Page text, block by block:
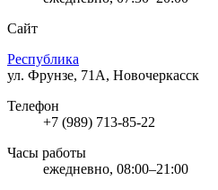
Сайт
Республика
ул. Фрунзе, 71А, Новочеркасск
Телефон
+7 (989) 713-85-22
Часы работы
ежедневно, 08:00–21:00